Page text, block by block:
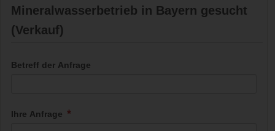
Mineralwasserbetrieb in Bayern gesucht
(Verkauf)
Betreff der Anfrage
Ihre Anfrage